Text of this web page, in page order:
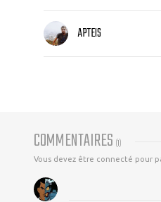
APTEIS
COMMENTAIRES (1)
Vous devez être connecté pour